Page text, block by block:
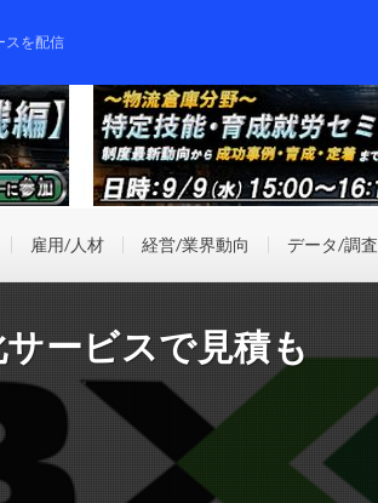
スを配信
雇用/人材 経営/業界動向 データ/調査
ービスで見積も